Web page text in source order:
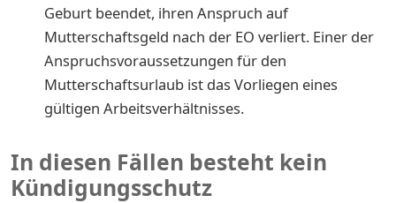
Geburt beendet, ihren Anspruch auf
Mutterschaftsgeld nach der EO verliert. Einer der
Anspruchsvoraussetzungen für den
Mutterschaftsurlaub ist das Vorliegen eines
gültigen Arbeitsverhältnisses.
In diesen Fällen besteht kein
Kündigungsschutz